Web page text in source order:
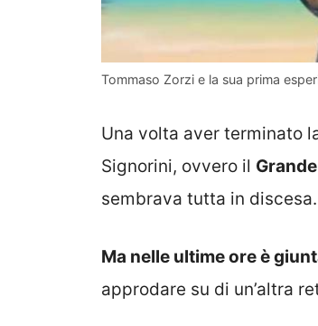
Tommaso Zorzi e la sua prima
Una volta aver terminato
Signorini, ovvero il
sembrava tutta in discesa.
Ma nelle ultime ore è
approdare su di un’altra